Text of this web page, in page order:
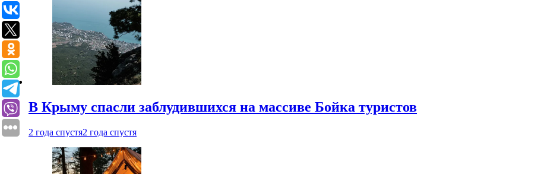
В Крыму спасли заблудившихся на массиве Бойка туристов
2 года спустя2 года спустя